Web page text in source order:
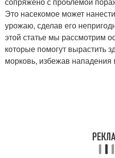
Это насекомое может
урожаю, сделав его
этой статье мы рассмотрим
которые помогут вырастить
морковь, избежав нападения